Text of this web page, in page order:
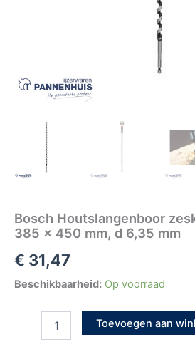
Bosch Houtslangenboor
385 x 450 mm, d 6,35 mm
€ 31,47
Beschikbaarheid: Op voorraad
Toevoegen aan